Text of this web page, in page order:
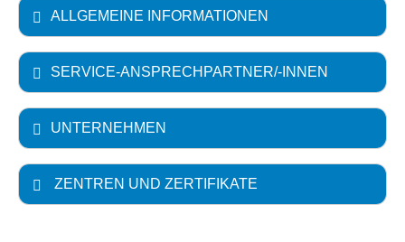
ALLGEMEINE INFORMATIONEN
SERVICE-ANSPRECHPARTNER/-INNEN
UNTERNEHMEN
ZENTREN UND ZERTIFIKATE